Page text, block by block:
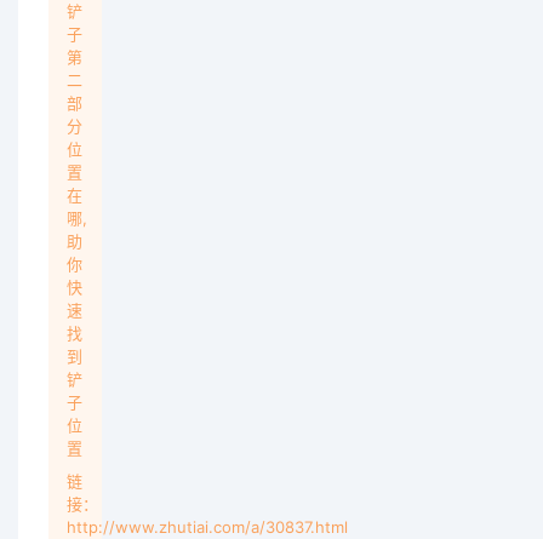
铲
子
第
二
部
分
位
置
在
哪,
助
你
快
速
找
到
铲
子
位
置
链
接：
http://www.zhutiai.com/a/30837.html